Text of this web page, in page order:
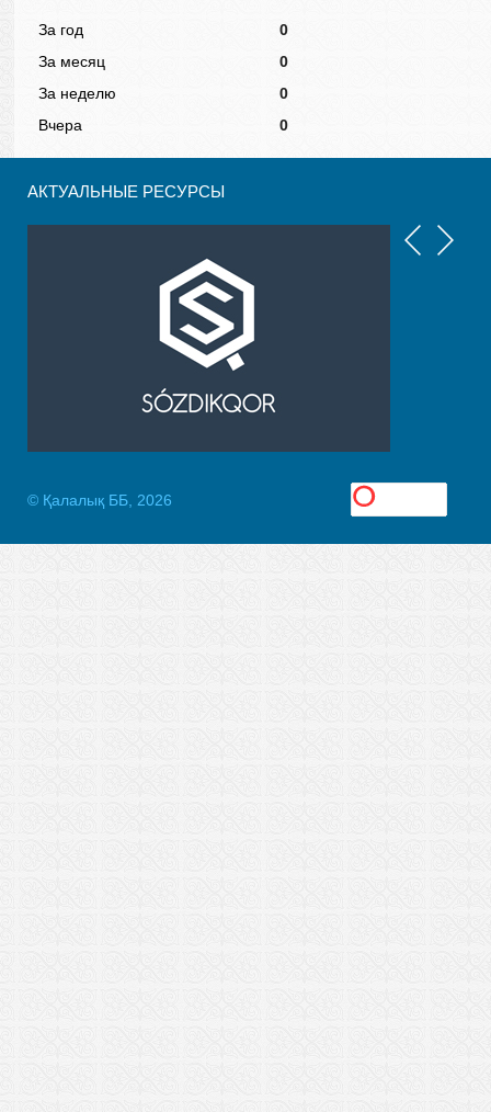
За год
0
За месяц
0
За неделю
0
Вчера
0
АКТУАЛЬНЫЕ РЕСУРСЫ
© Қалалық ББ, 2026